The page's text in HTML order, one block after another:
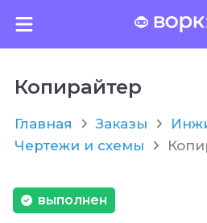
Копирайтер
Главная Заказы
Чертежи и схемы
выполнен